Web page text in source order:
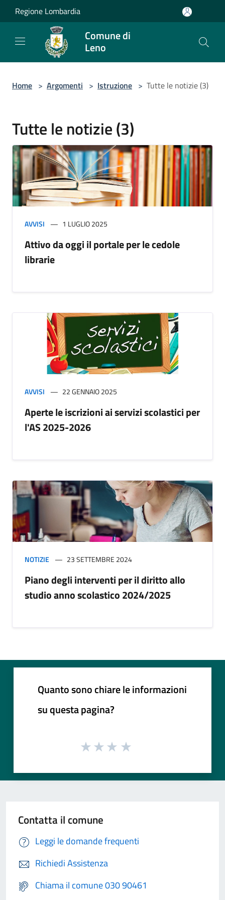
Salta al contenuto principale
Regione Lombardia
Comune di
Leno
Home > Argomenti > Istruzione > Tutte le notizie (3)
Tutte le notizie (3)
AVVISI 1 LUGLIO 2025
Attivo da oggi il portale per le cedole
librarie
AVVISI 22 GENNAIO 2025
Aperte le iscrizioni ai servizi scolastici per
l'AS 2025-2026
NOTIZIE 23 SETTEMBRE 2024
Piano degli interventi per il diritto allo
studio anno scolastico 2024/2025
Quanto sono chiare le informazioni
su questa pagina?
Contatta il comune
Leggi le domande frequenti
Richiedi Assistenza
Chiama il comune 030 90461